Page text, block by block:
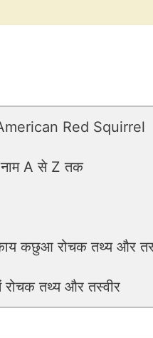
American Red Squirrel
A से Z तक
कछुआ रोचक तथ्य और
रोचक तथ्य और तस्वीर